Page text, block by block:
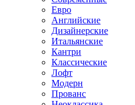
Евро
Английские
Дизайнерские
Итальянские
Кантри
Классические
Лофт
Модерн
Прованс